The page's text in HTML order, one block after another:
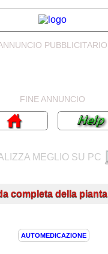
PUBBLICITARIO
FINE ANNUNCIO
MEGLIO SU PC
completa della pianta
AUTOMEDICAZIONE